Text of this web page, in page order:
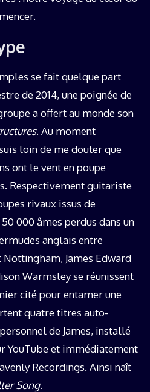
se fait quelque part
de 2014, une poignée de
a offert au monde son
. Au moment
loin de me douter que
ont le vent en poupe
Respectivement guitariste
rivaux issus de
000 âmes perdus dans un
anglais entre
James Edward
Warmsley se réunissent
cité pour entamer une
quatre titres auto-
de James, installé
YouTube et immédiatement
Recordings. Ainsi naît
Song.